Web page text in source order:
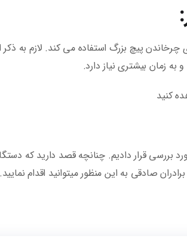
پیچ بزرگ استفاده می کند. لازم به
زمان بیشتری نیاز دارد.
کنید
بررسی قرار دادیم. چنانچه قصد دارید که
صادقی به این منظور میتوانید اقدام نمایید.